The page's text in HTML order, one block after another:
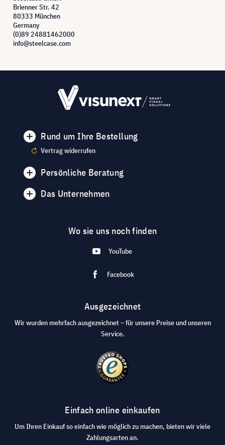
Brienner Str. 42
80333 München
Germany
(0)89 24881462000
info@steelcase.com
Rund um Ihre Bestellung
Vertrag widerrufen
Persönliche Beratung
Das Unternehmen
Wo sie uns noch finden
YouTube
Facebook
Ausgezeichnet
Wir wurden mehrfach ausgezeichnet – für unsere Preise und unseren
Service.
Einfach online einkaufen
Um Ihren Einkauf so einfach wie möglich zu machen, bieten wir viele
Zahlungsarten an.